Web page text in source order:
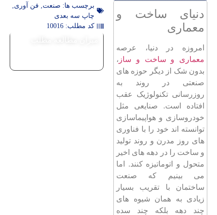
دنیای ساخت و
معماری
امروزه در دنیا، عرصه
معماری و ساخت و ساز ،
بدون شک از دیگر حوزه های
صنعتی در روند به
روزرسانی تکنولوژیک عقب
افتاده است. صنایعی مثل
خودروسازی و هواپیماسازی
توانسته‌ اند خود را با فناوری
های روز مدرن و روند تولید
و ساخت را در دهه های اخیر
متحول و اتوماتیزه کنند. اما
می بینیم که صنعت
ساختمان با تقریب بسیار
زیادی به همان شیوه های
چند دهه بلکه چند سده
برچسب ها: صنعت, فن آوری,
چاپ سه بعدی
کد مطلب: 10016